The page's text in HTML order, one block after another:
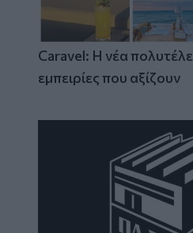
Caravel: Η νέα
εμπειρίες που αξίζουν